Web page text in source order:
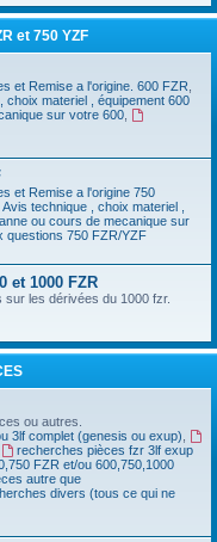
et 750 YZF
et Remise a l'origine. 600 FZR
choix materiel , équipement 600
sur votre 600,
et Remise a l'origine 750
Avis technique , choix materiel ,
ou cours de mecanique sur
questions 750 FZR/YZF
et 1000 FZR
les dérivées du 1000 fzr.
ou autres.
3lf complet (genesis ou exup)
recherches pièces fzr 3lf exup
FZR et/ou 600,750,1000
autre que
divers (tous ce qui ne